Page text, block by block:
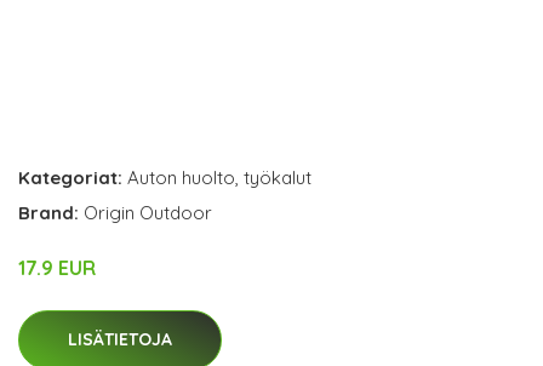
Kategoriat: Auton huolto, työkalut
Brand: Origin Outdoor
17.9 EUR
LISÄTIETOJA